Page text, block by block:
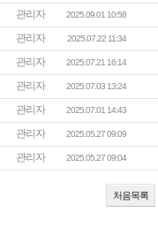
관리자 2025.09.01 10:58
관리자 2025.07.22 11:34
관리자 2025.07.21 16:14
관리자 2025.07.03 13:24
관리자 2025.07.01 14:43
관리자 2025.05.27 09:09
관리자 2025.05.27 09:04
처음목록